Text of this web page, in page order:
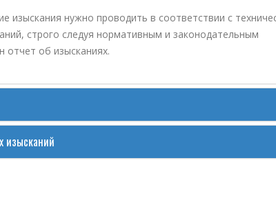
изыскания нужно проводить в соответствии с
строго следуя нормативным и законодательным
об изысканиях.
изысканий